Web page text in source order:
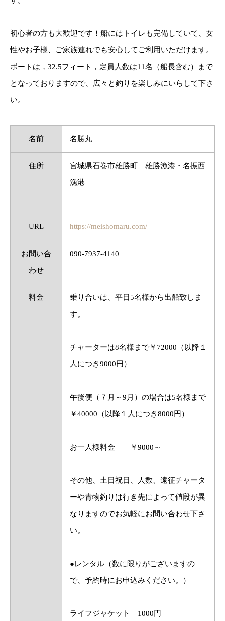
初心者の方も大歓迎です！船にはトイレも完備していて、女
性やお子様、ご家族連れでも安心してご利用いただけます。
ボートは，32.5フィート，定員人数は11名（船長含む）まで
となっておりますので、広々と釣りを楽しみにいらして下さ
い。
名前 名勝丸
住所 宮城県石巻市雄勝町 雄勝漁港・名振西
漁港
URL https://meishomaru.com/
お問い合
わせ
090-7937-4140
料金 乗り合いは、平日5名様から出船致しま
す。
チャーターは8名様まで￥72000（以降１
人につき9000円）
午後便（７月～9月）の場合は5名様まで
￥40000（以降１人につき8000円）
お一人様料金 ￥9000～
その他、土日祝日、人数、遠征チャータ
ーや青物釣りは行き先によって値段が異
なりますのでお気軽にお問い合わせ下さ
い。
●レンタル（数に限りがございますの
で、予約時にお申込みください。）
ライフジャケット 1000円